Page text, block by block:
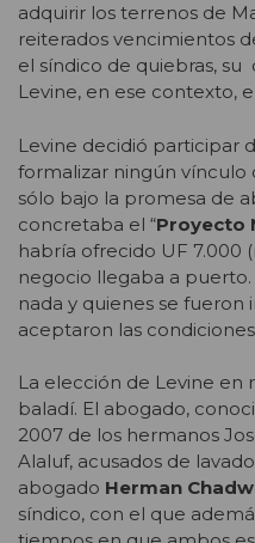
adquirir los terrenos de
reiterados vencimientos
el síndico de quiebras,
Levine, en ese contexto,
Levine decidió participar
formalizar ningún vínculo
sólo bajo la promesa de
concretaba el “Proyecto
habría ofrecido UF 7.000
negocio llegaba a puerto.
nada y quienes se
aceptaron las
La elección de Levine en
baladí. El abogado,
2007 de los hermanos
Alaluf, acusados de
abogado Herman
síndico, con el que